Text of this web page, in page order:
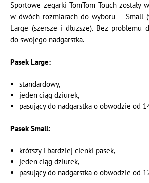
Sportowe zegarki TomTom Touch zostały
w dwóch rozmiarach do wyboru – Small
Large (szersze i dłuższe). Bez problemu
do swojego nadgarstka.
Pasek Large:
standardowy,
jeden ciąg dziurek,
pasujący do nadgarstka o obwodzie od
Pasek Small:
krótszy i bardziej cienki pasek,
jeden ciąg dziurek,
pasujący do nadgarstka o obwodzie od